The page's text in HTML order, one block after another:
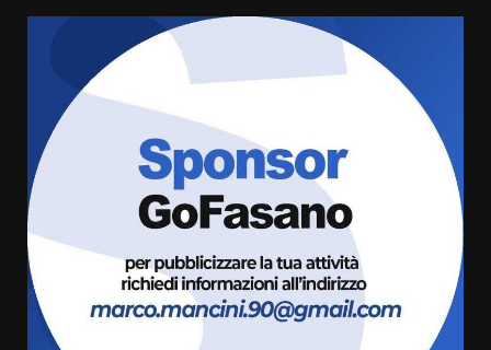
Fasanese ferito a colpi di arma
da fuoco
6 Agosto 2026 18:13
Carta d’identità: continua il piano